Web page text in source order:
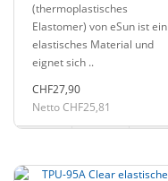
(thermoplastisches
Elastomer) von eSun ist ein
elastisches Material und
eignet sich ..
CHF27,90
Netto CHF25,81